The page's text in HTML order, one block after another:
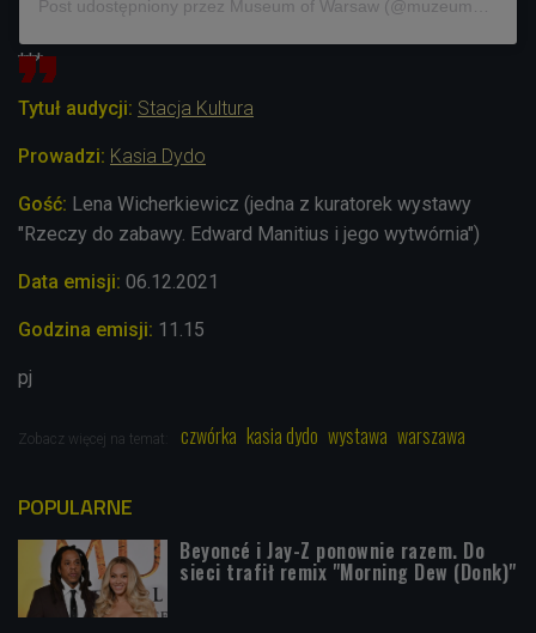
***
Tytuł audycji: Stacja Kultura
Prowadzi: Kasia Dydo
Gość: Lena Wicherkiewicz (jedna z kuratorek wystawy
"Rzeczy do zabawy. Edward Manitius i jego wytwórnia")
Data emisji: 06.12 .2021
Godzina emisji: 11.15
pj
Zobacz więcej na temat: czwórka kasia dydo wystawa warszawa
POPULARNE
Beyoncé i Jay-Z ponownie razem. Do
sieci trafił remix "Morning Dew (Donk)"